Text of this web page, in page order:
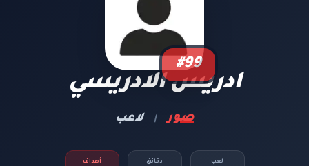
#99
ادريس الادريسي
صور | لاعب
لعب دقائق أهداف